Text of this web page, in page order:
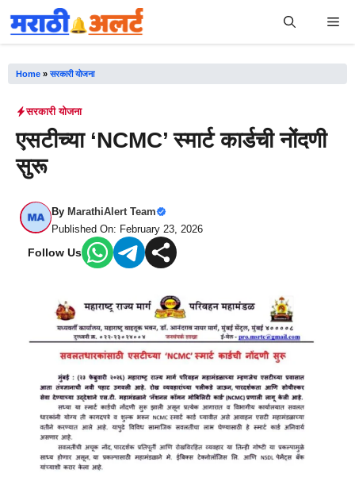
Skip
to
Home »सरकारी योजना
सरकारी योजना
एसटीच्या ‘NCMC’ स्मार्ट कार्डची नोंदणी
सुरू
By MarathiAlert Team
Published On: February 23, 2026
Follow Us